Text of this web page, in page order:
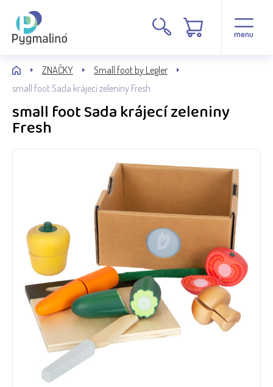
menu
ZNAČKY
Small foot by Legler
small foot Sada krájecí zeleniny Fresh
small foot Sada krájecí zeleniny
Fresh